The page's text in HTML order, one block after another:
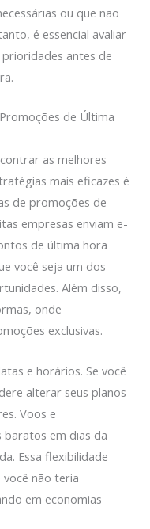
ou que não
é essencial avaliar
antes de
de Última
as melhores
mais eficazes é
de promoções de
empresas enviam e-
de última hora
você seja um dos
Além disso,
onde
exclusivas.
e horários. Se você
alterar seus planos
Voos e
baratos em dias da
Essa flexibilidade
não teria
em economias